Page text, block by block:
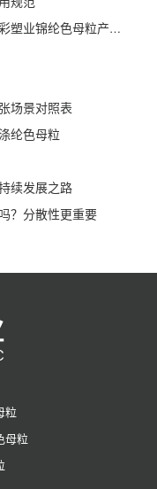
锦纶色母粒生产厂家哪家靠谱？龙口华彩塑业锦纶色母粒产品详解
场景对照表
纶色母粒
续发展之路
？分散性更重要
粒
母粒